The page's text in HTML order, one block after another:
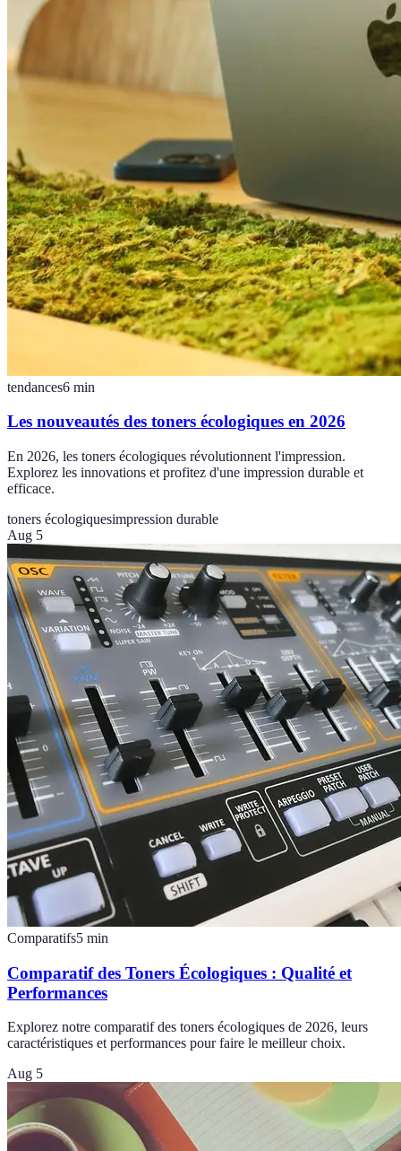
tendances6 min
Les nouveautés des toners écologiques en 2026
En 2026, les toners écologiques révolutionnent l'impression.
Explorez les innovations et profitez d'une impression durable et
efficace.
toners écologiquesimpression durable
Aug 5
Comparatifs5 min
Comparatif des Toners Écologiques : Qualité et
Performances
Explorez notre comparatif des toners écologiques de 2026, leurs
caractéristiques et performances pour faire le meilleur choix.
Aug 5